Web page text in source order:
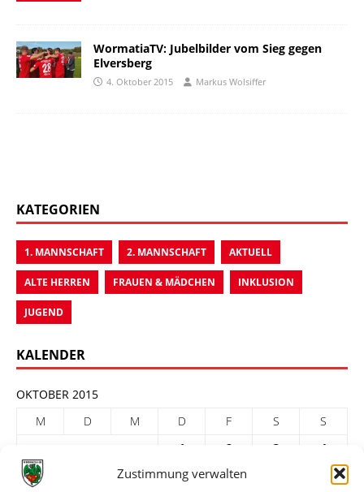
Zustimmung verwalten
WormatiaTV: Jubelbilder vom Sieg gegen
Elversberg
4. Oktober 2015 Markus Wolsiffer
KATEGORIEN
1. MANNSCHAFT 2. MANNSCHAFT AKTUELL
ALTE HERREN FRAUEN & MÄDCHEN INKLUSION
JUGEND
KALENDER
OKTOBER 2015
M
D M D F S
S
1
2 3
4
5
7 8 9